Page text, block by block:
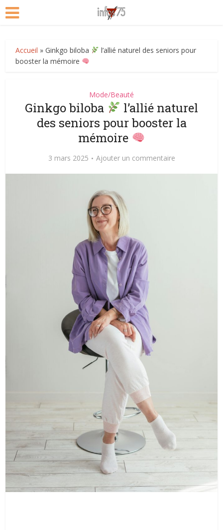
Accueil »Ginkgo biloba
l’allié naturel des seniors pour
booster la mémoire
Mode/Beauté
Ginkgo biloba
l’allié naturel
des seniors pour booster la
mémoire
3 mars 2025 Ajouter un commentaire